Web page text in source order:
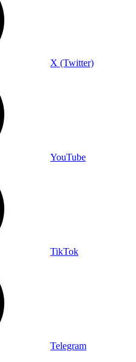
X (Twitter)
YouTube
TikTok
Telegram